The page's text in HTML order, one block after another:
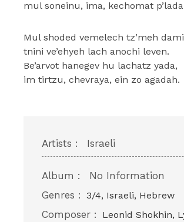
mul soneinu, ima, kechomat
Mul shoded vemelech tz’meh
tnini ve’ehyeh lach anochi leven.
Be’arvot hanegev hu lachatz yada,
im tirtzu, chevraya, ein zo agadah.
Artists : Israeli
Album :
No Information
Genres : 3/4, Israeli, Hebrew
Composer :
Leonid Shokhin,